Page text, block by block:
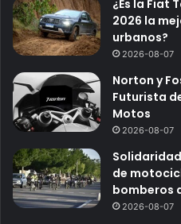
¿Es la Fiat
2026 la
urbanos?
2026-08-07
Norton y
Futurista
Motos
2026-08-07
de
bomberos
2026-08-07